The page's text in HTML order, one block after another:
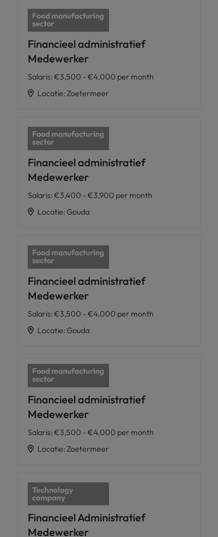
Financieel administratief
Medewerker
Salaris: €3,500 - €4,000 per month
Locatie: Zoetermeer
Financieel administratief
Medewerker
Salaris: €3,400 - €3,900 per month
Locatie: Gouda
Financieel administratief
Medewerker
Salaris: €3,500 - €4,000 per month
Locatie: Gouda
Financieel administratief
Medewerker
Salaris: €3,500 - €4,000 per month
Locatie: Zoetermeer
Financieel Administratief
Medewerker